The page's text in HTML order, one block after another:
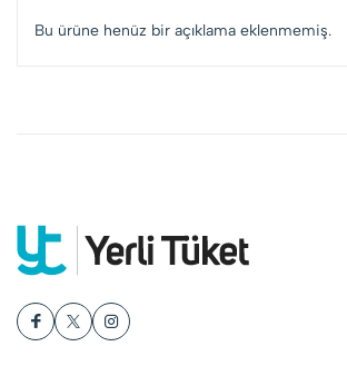
Bu ürüne henüz bir açıklama eklenmemiş.